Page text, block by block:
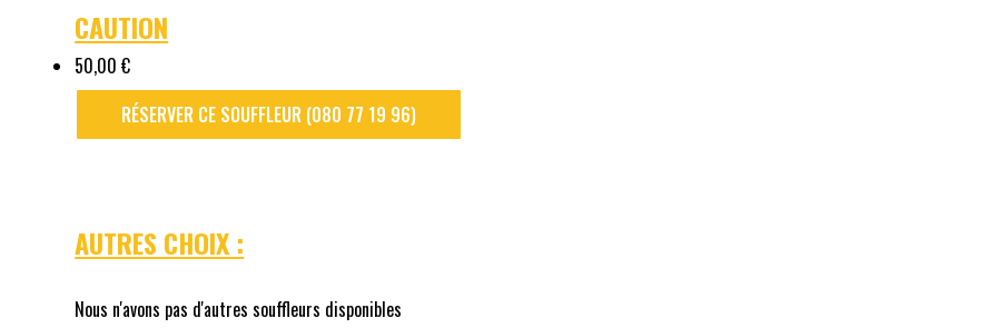
CAUTION
50,00 €
RÉSERVER CE SOUFFLEUR (080 77 19 96)
AUTRES CHOIX :
Nous n'avons pas d'autres souffleurs disponibles